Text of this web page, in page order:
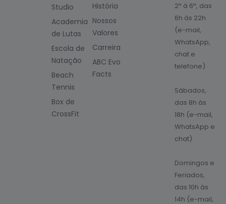
Studio
Academia
de Lutas
Escola de
Natação
Beach
Tennis
Box de
CrossFit
História
Nossos
Valores
Carreira
ABC Evo
Facts
2ª à 6ª, das
6h às 22h
(e-mail,
WhatsApp,
chat e
telefone)
Sábados,
das 8h às
18h (e-mail,
WhatsApp e
chat)
Domingos e
Feriados,
das 10h às
14h (e-mail,